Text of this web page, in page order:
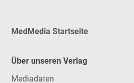
MedMedia Startseite
Über unseren Verlag
Mediadaten